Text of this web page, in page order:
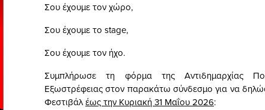
Σου έχουμε τον χώρο,
Σου έχουμε το stage,
Σου έχουμε τον ήχο.
Συμπλήρωσε τη φόρμα της Αντιδημαρχίας
Εξωστρέφειας στον παρακάτω σύνδεσμο για να
Φεστιβάλέως την Κυριακή 31 Μαΐου 2026: